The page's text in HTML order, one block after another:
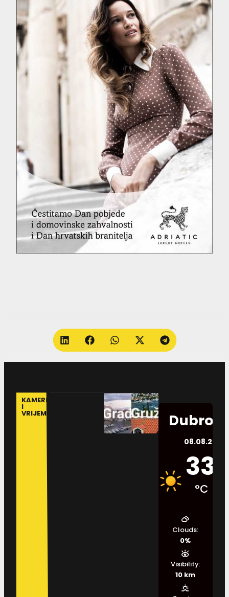
KAMERE
I
VRIJEME
08.08.2026.
33
°C
Clouds:
0%
Visibility:
10 km